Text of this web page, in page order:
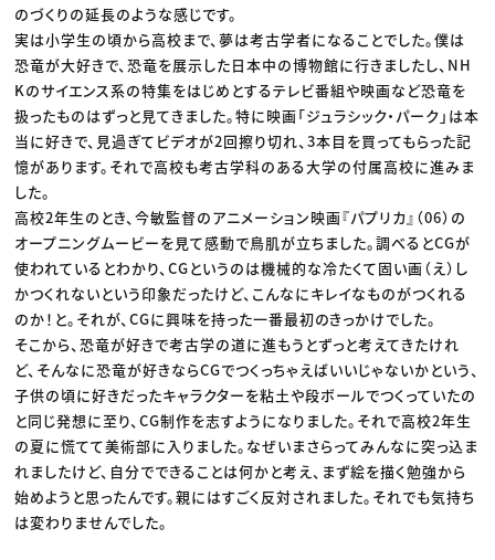
のづくりの延長のような感じです。
実は小学生の頃から高校まで、夢は考古学者になることでした。僕は
恐竜が大好きで、恐竜を展示した日本中の博物館に行きましたし、NH
Kのサイエンス系の特集をはじめとするテレビ番組や映画など恐竜を
扱ったものはずっと見てきました。特に映画「ジュラシック・パーク」は本
当に好きで、見過ぎてビデオが2回擦り切れ、3本目を買ってもらった記
憶があります。それで高校も考古学科のある大学の付属高校に進みま
した。
高校2年生のとき、今敏監督のアニメーション映画『パプリカ』（06）の
オープニングムービーを見て感動で鳥肌が立ちました。調べるとCGが
使われているとわかり、CGというのは機械的な冷たくて固い画（え）し
かつくれないという印象だったけど、こんなにキレイなものがつくれる
のか！と。それが、CGに興味を持った一番最初のきっかけでした。
そこから、恐竜が好きで考古学の道に進もうとずっと考えてきたけれ
ど、そんなに恐竜が好きならCGでつくっちゃえばいいじゃないかという、
子供の頃に好きだったキャラクターを粘土や段ボールでつくっていたの
と同じ発想に至り、CG制作を志すようになりました。それで高校2年生
の夏に慌てて美術部に入りました。なぜいまさらってみんなに突っ込ま
れましたけど、自分でできることは何かと考え、まず絵を描く勉強から
始めようと思ったんです。親にはすごく反対されました。それでも気持ち
は変わりませんでした。